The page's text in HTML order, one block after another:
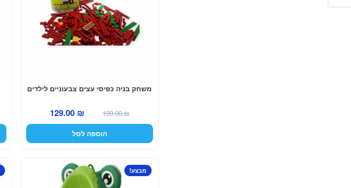
משחק בניה כפיסי עצים צבעוניים לילדים
199.00₪
המחיר
המקורי
היה:
129.00 ₪
המחיר
הנוכחי
הוספה לסל
מבצע!